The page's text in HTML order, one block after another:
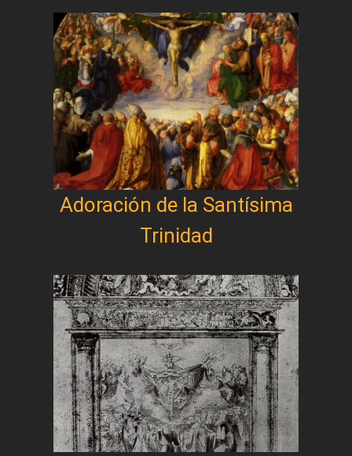
Adoración de la Santísima
Trinidad